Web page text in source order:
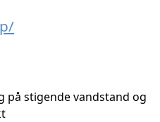
på stigende vandstand og